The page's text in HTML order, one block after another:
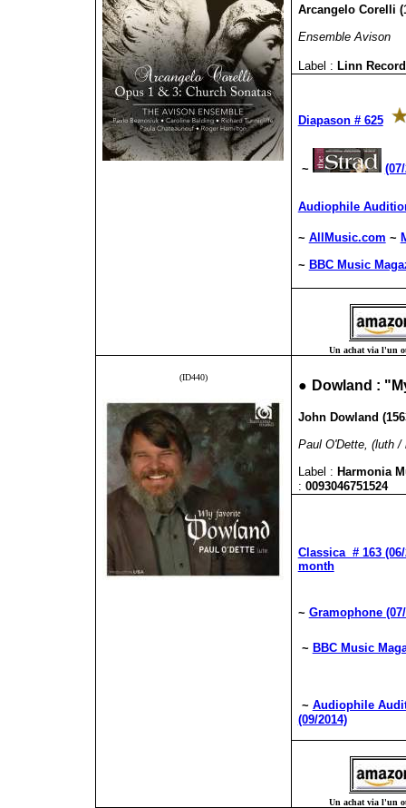
Arcangelo Corelli
Ensemble Avison
Label : Linn
Diapason # 625
~
Audiophile
~ AllMusic.com ~
~ BBC Music
Un achat via l'un
(ID440) ● Dowland :
John Dowland
Paul O'Dette, (luth /
Label : Harmonia
: 0093046751524
Classica # 163 (06/
month
~ Gramophone
~ BBC Music
~ Audiophile
(09/2014)
Un achat via l'un